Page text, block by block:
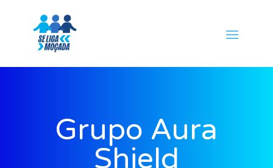
Grupo Aura
Shield